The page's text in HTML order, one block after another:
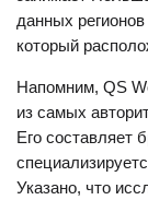
данных
который
Напомним, QS
из самых
Его составляет
Указано, что